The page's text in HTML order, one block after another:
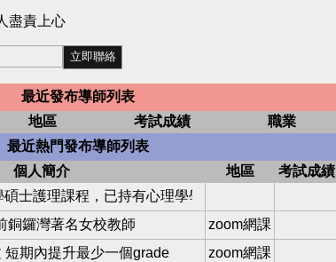
盡責上心
最近發布導師列表
地區 考試成績 職業
最近熱門發布導師列表
個人簡介 地區 考試成績
士護理課程，已持有心理學學士學位
銅鑼灣著名女校教師 zoom網課
短期內提升最少一個grade zoom網課